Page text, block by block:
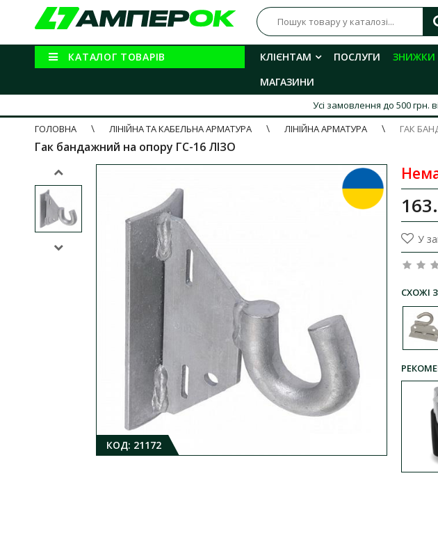
КАТАЛОГ ТОВАРІВ КЛІЄНТАМ ПОСЛУГИ ЗНИЖКИ
МАГАЗИНИ
Усі замовлення до 500 грн.
ГОЛОВНА
ЛІНІЙНА ТА КАБЕЛЬНА АРМАТУРА ЛІНІЙНА АРМАТУРА ГАК
Гак бандажний на опору ГС-16 ЛІЗО
КОД: 21172
У
СХОЖІ